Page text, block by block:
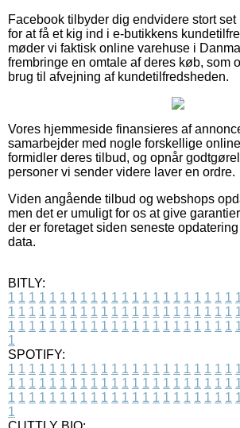
Facebook tilbyder dig endvidere stort
for at få et kig ind i e-butikkens
møder vi faktisk online varehuse i
frembringe en omtale af deres køb, som
brug til afvejning af kundetilfredsheden.
Vores hjemmeside finansieres af
samarbejder med nogle forskellige
formidler deres tilbud, og opnår
personer vi sender videre laver en ordre.
Viden angående tilbud og webshops
men det er umuligt for os at give
der er foretaget siden seneste
data.
BITLY:
1 1 1 1 1 1 1 1 1 1 1 1 1 1 1 1 1 1 1 1 1 1
1 1 1 1 1 1 1 1 1 1 1 1 1 1 1 1 1 1 1 1 1 1
1 1 1 1 1 1 1 1 1 1 1 1 1 1 1 1 1 1 1 1 1 1
1
SPOTIFY:
1 1 1 1 1 1 1 1 1 1 1 1 1 1 1 1 1 1 1 1 1 1
1 1 1 1 1 1 1 1 1 1 1 1 1 1 1 1 1 1 1 1 1 1
1 1 1 1 1 1 1 1 1 1 1 1 1 1 1 1 1 1 1 1 1 1
1